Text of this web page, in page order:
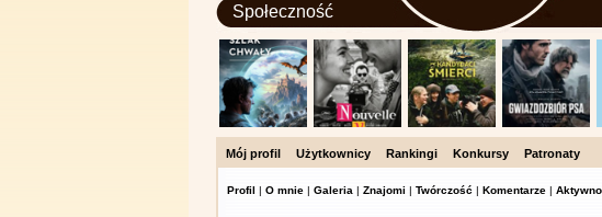
Społeczność
Mój profil Użytkownicy Rankingi Konkursy Patronaty
Profil | O mnie | Galeria | Znajomi | Twórczość | Komentarze |